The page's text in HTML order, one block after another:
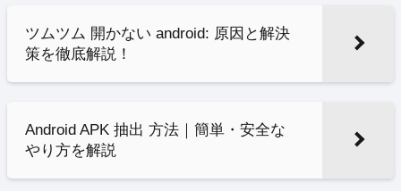
ツムツム 開かない android: 原因と解決
策を徹底解説！
Android APK 抽出 方法｜簡単・安全な
やり方を解説